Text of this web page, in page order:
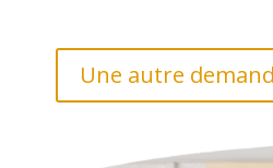
Une autre